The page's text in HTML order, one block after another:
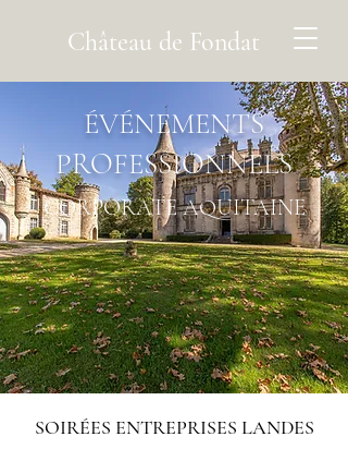
Château de Fondat
ÉVÉNEMENTS
PROFESSIONNELS
CORPORATE AQUITAINE
SOIRÉES ENTREPRISES LANDES